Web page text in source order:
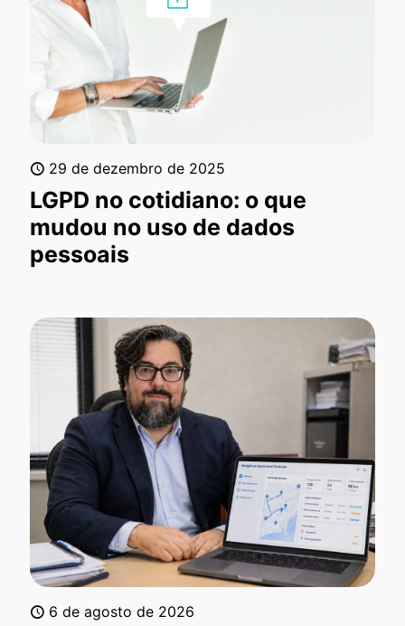
29 de dezembro de 2025
LGPD no cotidiano: o que
mudou no uso de dados
pessoais
6 de agosto de 2026